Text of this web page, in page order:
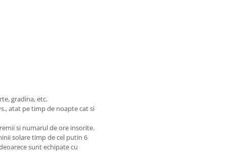
gradina, etc.
atat pe timp de noapte cat si
si numarul de ore insorite.
solare timp de cel putin 6
sunt echipate cu